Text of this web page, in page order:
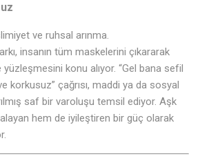
ve ruhsal arınma.
insanın tüm maskelerini çıkararak
konu alıyor. “Gel bana sefil
korkusuz” çağrısı, maddi ya da sosyal
saf bir varoluşu temsil ediyor. Aşk
hem de iyileştiren bir güç olarak